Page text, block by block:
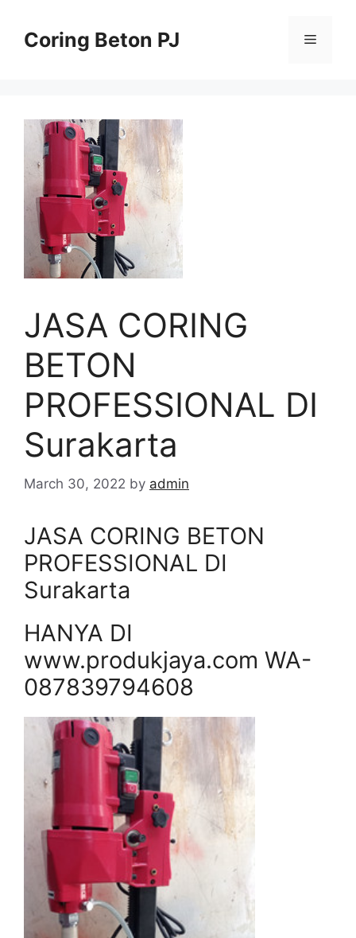
contentCoring Beton PJ Menu
JASA CORING
BETON
PROFESSIONAL DI
Surakarta
March 30, 2022 by admin
JASA CORING BETON
PROFESSIONAL DI
Surakarta
HANYA DI
www.produkjaya.com WA-
087839794608